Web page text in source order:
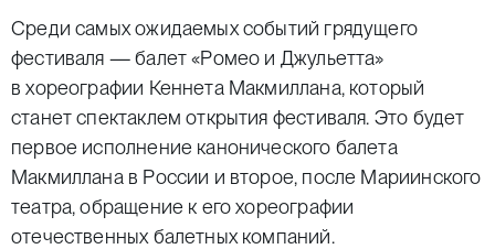
Среди самых ожидаемых событий грядущего
фестиваля — балет «Ромео и Джульетта»
в хореографии Кеннета Макмиллана, который
станет спектаклем открытия фестиваля. Это будет
первое исполнение канонического балета
Макмиллана в России и второе, после Мариинского
театра, обращение к его хореографии
отечественных балетных компаний.